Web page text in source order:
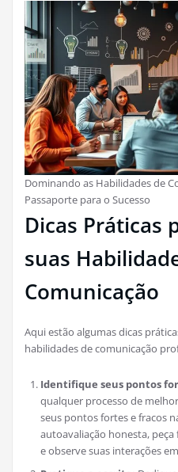
Dominando as Habilidades de
Passaporte para o Sucesso
Dicas Práticas
suas
Comunicação
Aqui estão algumas dicas
habilidades de comunicação
Identifique seus pontos
qualquer processo de
seus pontos fortes e fracos
autoavaliação honesta, peça
e observe suas interações